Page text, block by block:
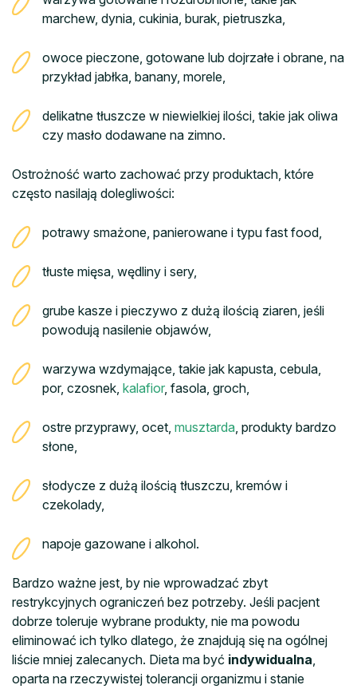
marchew, dynia, cukinia, burak, pietruszka,
owoce pieczone, gotowane lub dojrzałe i obrane, na
przykład jabłka, banany, morele,
delikatne tłuszcze w niewielkiej ilości, takie jak oliwa
czy masło dodawane na zimno.
Ostrożność warto zachować przy produktach, które
często nasilają dolegliwości:
potrawy smażone, panierowane i typu fast food,
tłuste mięsa, wędliny i sery,
grube kasze i pieczywo z dużą ilością ziaren, jeśli
powodują nasilenie objawów,
warzywa wzdymające, takie jak kapusta, cebula,
por, czosnek, kalafior, fasola, groch,
ostre przyprawy, ocet, musztarda, produkty bardzo
słone,
słodycze z dużą ilością tłuszczu, kremów i
czekolady,
napoje gazowane i alkohol.
Bardzo ważne jest, by nie wprowadzać zbyt
restrykcyjnych ograniczeń bez potrzeby. Jeśli pacjent
dobrze toleruje wybrane produkty, nie ma powodu
eliminować ich tylko dlatego, że znajdują się na ogólnej
liście mniej zalecanych. Dieta ma być indywidualna,
oparta na rzeczywistej tolerancji organizmu i stanie